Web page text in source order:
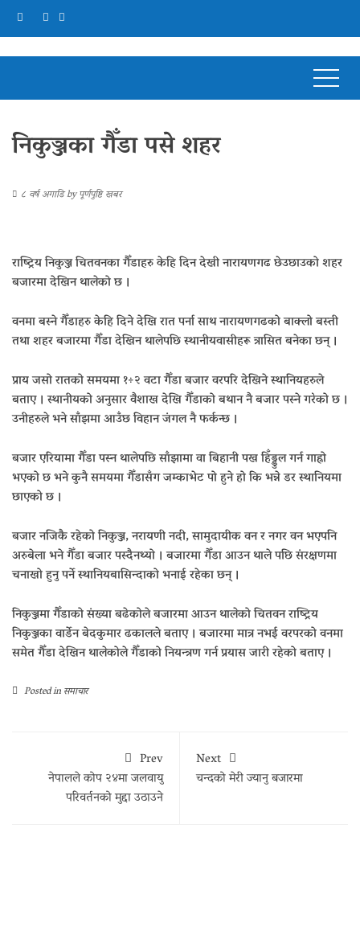
निकुञ्जका गैँडा पसे शहर
८ वर्ष अगाडिbyपूर्णपुष्टि खबर
राष्ट्रिय निकुञ्ज चितवनका गैँडाहरु केहि दिन देखी नारायणगढ छेउछाउको शहर
बजारमा देखिन थालेको छ ।
वनमा बस्ने गैँडाहरु केहि दिने देखि रात पर्ना साथ नारायणगढको बाक्लो बस्ती
तथा शहर बजारमा गैँडा देखिन थालेपछि स्थानीयवासीहरू त्रासित बनेका छन् ।
प्राय जसो रातको समयमा १÷२ वटा गैँडा बजार वरपरि देखिने स्थानियहरुले
बताए । स्थानीयको अनुसार वैशाख देखि गैँडाको बथान नै बजार पस्ने गरेको छ ।
उनीहरुले भने साँझमा आउँछ विहान जंगल नै फर्कन्छ ।
बजार एरियामा गैँडा पस्न थालेपछि साँझामा वा बिहानी पख हिँड्डुल गर्न गाह्रो
भएको छ भने कुनै समयमा गैँडासँग जम्काभेट पो हुने हो कि भन्ने डर स्थानियमा
छाएको छ ।
बजार नजिकै रहेको निकुञ्ज, नरायणी नदी, सामुदायीक वन र नगर वन भएपनि
अरुबेला भने गैँडा बजार पस्दैनथ्यो । बजारमा गैँडा आउन थाले पछि संरक्षणमा
चनाखो हुनु पर्ने स्थानियबासिन्दाको भनाई रहेका छन् ।
निकुञ्जमा गैँडाको संख्या बढेकोले बजारमा आउन थालेको चितवन राष्ट्रिय
निकुञ्जका वार्डेन बेदकुमार ढकालले बताए । बजारमा मात्र नभई वरपरको वनमा
समेत गैँडा देखिन थालेकोले गैँडाको नियन्त्रण गर्न प्रयास जारी रहेको बताए ।
Posted inसमाचार
Prev
नेपालले कोप २४मा जलवायु
परिवर्तनको मुद्दा उठाउने
Next
चन्दको मेरी ज्यानु बजारमा